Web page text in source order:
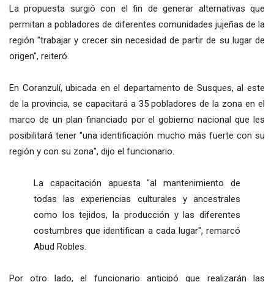
La propuesta surgió con el fin de generar alternativas que
permitan a pobladores de diferentes comunidades jujeñas de la
región "trabajar y crecer sin necesidad de partir de su lugar de
origen", reiteró.
En Coranzulí, ubicada en el departamento de Susques, al este
de la provincia, se capacitará a 35 pobladores de la zona en el
marco de un plan financiado por el gobierno nacional que les
posibilitará tener "una identificación mucho más fuerte con su
región y con su zona", dijo el funcionario.
La capacitación apuesta "al mantenimiento de
todas las experiencias culturales y ancestrales
como los tejidos, la producción y las diferentes
costumbres que identifican a cada lugar", remarcó
Abud Robles.
Por otro lado, el funcionario anticipó que realizarán las